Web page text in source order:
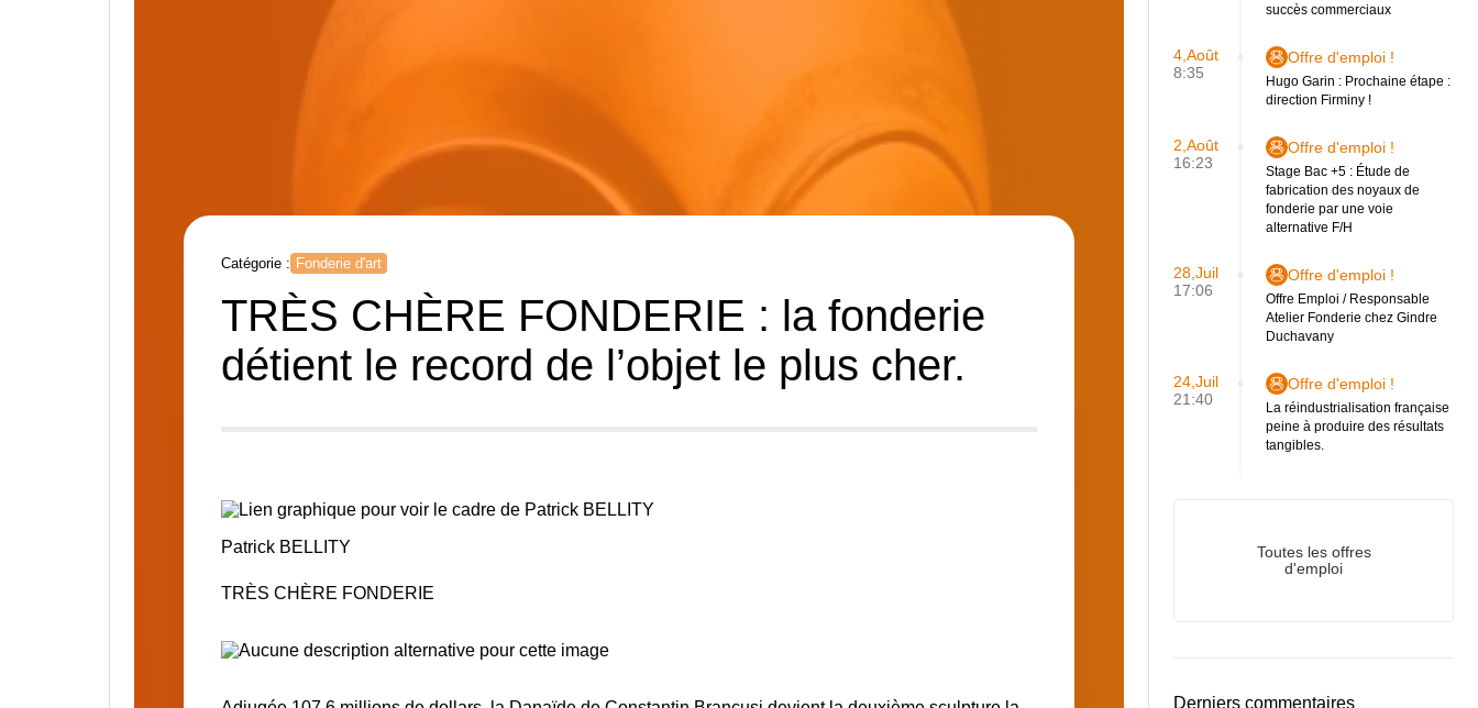
Catégorie : Fonderie d'art
TRÈS CHÈRE FONDERIE : la fonderie
détient le record de l’objet le plus cher.
Patrick BELLITY
TRÈS CHÈRE FONDERIE
succès commerciaux
4,Août
8:35
Offre d'emploi !
Hugo Garin : Prochaine étape :
direction Firminy !
2,Août
16:23
Offre d'emploi !
Stage Bac +5 : Étude de
fabrication des noyaux de
fonderie par une voie
alternative F/H
28,Juil
17:06
Offre d'emploi !
Offre Emploi / Responsable
Atelier Fonderie chez Gindre
Duchavany
24,Juil
21:40
Offre d'emploi !
La réindustrialisation française
peine à produire des résultats
tangibles.
Toutes les offres
d'emploi
Derniers commentaires